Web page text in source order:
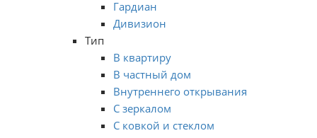
Гардиан
Дивизион
Тип
В квартиру
В частный дом
Внутреннего открывания
С зеркалом
С ковкой и стеклом